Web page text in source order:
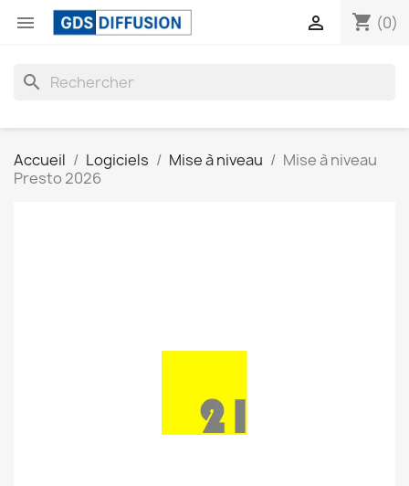
 shopping_cart (0)

search
Accueil Logiciels Mise à niveau
Mise à niveau
Presto 2026